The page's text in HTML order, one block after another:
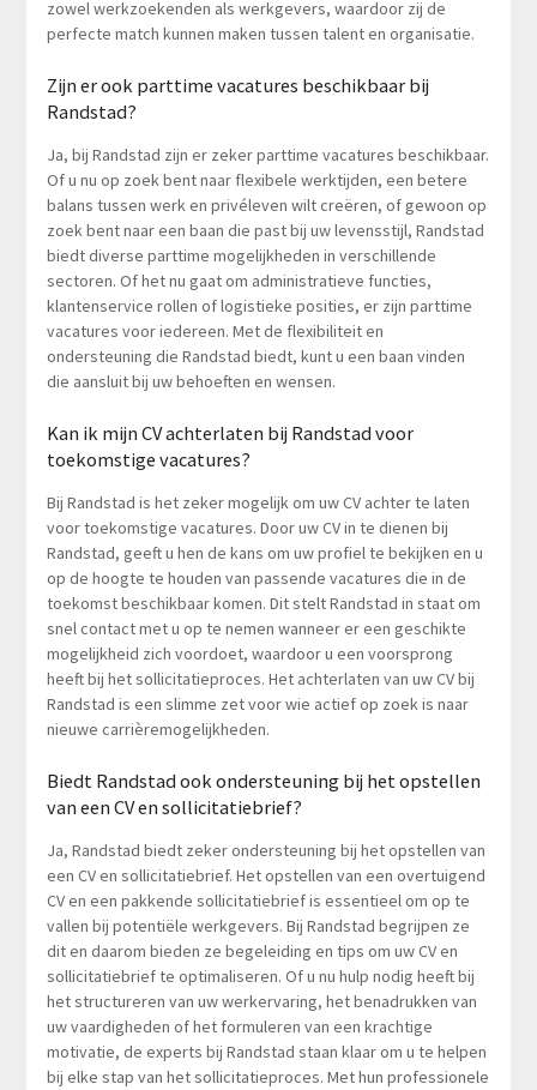
zowel werkzoekenden als werkgevers, waardoor zij de
perfecte match kunnen maken tussen talent en organisatie.
Zijn er ook parttime vacatures beschikbaar bij
Randstad?
Ja, bij Randstad zijn er zeker parttime vacatures beschikbaar.
Of u nu op zoek bent naar flexibele werktijden, een betere
balans tussen werk en privéleven wilt creëren, of gewoon op
zoek bent naar een baan die past bij uw levensstijl, Randstad
biedt diverse parttime mogelijkheden in verschillende
sectoren. Of het nu gaat om administratieve functies,
klantenservice rollen of logistieke posities, er zijn parttime
vacatures voor iedereen. Met de flexibiliteit en
ondersteuning die Randstad biedt, kunt u een baan vinden
die aansluit bij uw behoeften en wensen.
Kan ik mijn CV achterlaten bij Randstad voor
toekomstige vacatures?
Bij Randstad is het zeker mogelijk om uw CV achter te laten
voor toekomstige vacatures. Door uw CV in te dienen bij
Randstad, geeft u hen de kans om uw profiel te bekijken en u
op de hoogte te houden van passende vacatures die in de
toekomst beschikbaar komen. Dit stelt Randstad in staat om
snel contact met u op te nemen wanneer er een geschikte
mogelijkheid zich voordoet, waardoor u een voorsprong
heeft bij het sollicitatieproces. Het achterlaten van uw CV bij
Randstad is een slimme zet voor wie actief op zoek is naar
nieuwe carrièremogelijkheden.
Biedt Randstad ook ondersteuning bij het opstellen
van een CV en sollicitatiebrief?
Ja, Randstad biedt zeker ondersteuning bij het opstellen van
een CV en sollicitatiebrief. Het opstellen van een overtuigend
CV en een pakkende sollicitatiebrief is essentieel om op te
vallen bij potentiële werkgevers. Bij Randstad begrijpen ze
dit en daarom bieden ze begeleiding en tips om uw CV en
sollicitatiebrief te optimaliseren. Of u nu hulp nodig heeft bij
het structureren van uw werkervaring, het benadrukken van
uw vaardigheden of het formuleren van een krachtige
motivatie, de experts bij Randstad staan klaar om u te helpen
bij elke stap van het sollicitatieproces. Met hun professionele